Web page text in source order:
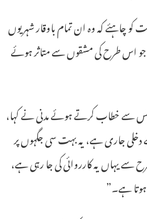
چاہئے کہ وہ ان تمام باوقار شہریوں
جو اس طرح کی مشقوں سے متاثر ہوئے
سے خطاب کرتے ہوئے مدنی نے کہا،
جاری ہے، یہ بہت سی جگہوں پر
سے یہاں یہ کارروائی کی جا رہی ہے،
ہے۔”